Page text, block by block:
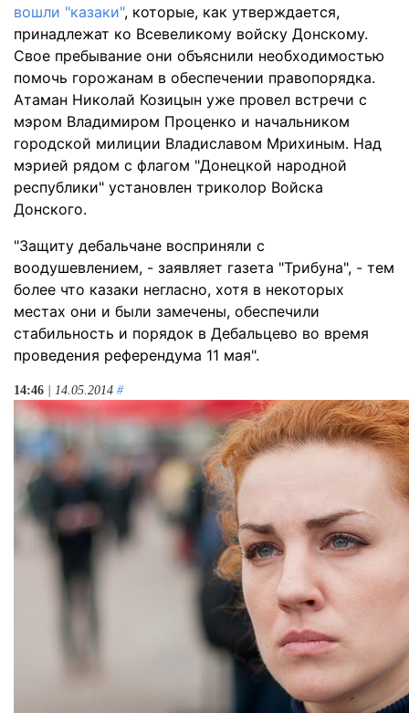
вошли "казаки", которые, как утверждается,
принадлежат ко Всевеликому войску Донскому.
Свое пребывание они объяснили необходимостью
помочь горожанам в обеспечении правопорядка.
Атаман Николай Козицын уже провел встречи с
мэром Владимиром Проценко и начальником
городской милиции Владиславом Мрихиным. Над
мэрией рядом с флагом "Донецкой народной
республики" установлен триколор Войска
Донского.
"Защиту дебальчане восприняли с
воодушевлением, - заявляет газета "Трибуна", - тем
более что казаки негласно, хотя в некоторых
местах они и были замечены, обеспечили
стабильность и порядок в Дебальцево во время
проведения референдума 11 мая".
14:46 | 14.05.2014 #